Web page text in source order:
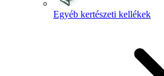
Egyéb kertészeti kellékek